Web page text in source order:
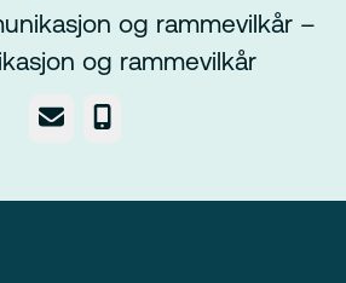
og rammevilkår –
og rammevilkår
E-post Telefonnummer